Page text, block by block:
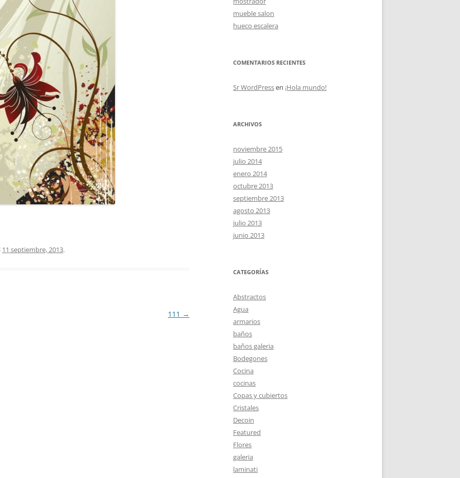
11 septiembre, 2013.
111 →
mueble salon
hueco escalera
COMENTARIOS RECIENTES
Sr WordPressen ¡Hola mundo!
ARCHIVOS
noviembre 2015
julio 2014
enero 2014
octubre 2013
septiembre 2013
agosto 2013
julio 2013
junio 2013
CATEGORÍAS
Abstractos
Agua
armarios
baños
baños galeria
Bodegones
Cocina
cocinas
Copas y cubiertos
Cristales
Decoin
Featured
Flores
galeria
laminati